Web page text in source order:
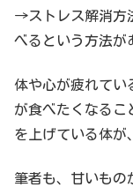
→ストレス解消方
べるという方法が
体や心が疲れてい
が食べたくなるこ
を上げている体が
筆者も、甘いもの